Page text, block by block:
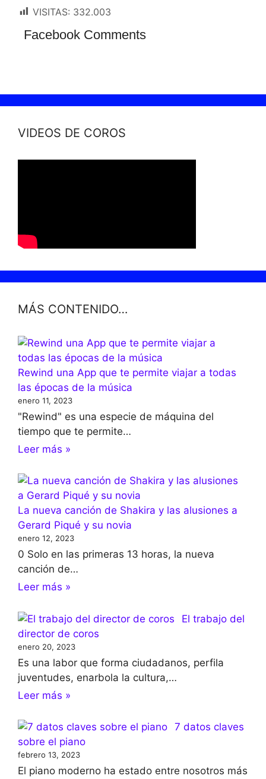
VISITAS: 332.003
Facebook Comments
VIDEOS DE COROS
MÁS CONTENIDO…
Rewind una App que te permite viajar a todas
las épocas de la música
enero 11, 2023
"Rewind" es una especie de máquina del
tiempo que te permite…
Leer más »
La nueva canción de Shakira y las alusiones a
Gerard Piqué y su novia
enero 12, 2023
0 Solo en las primeras 13 horas, la nueva
canción de…
Leer más »
El trabajo del
director de coros
enero 20, 2023
Es una labor que forma ciudadanos, perfila
juventudes, enarbola la cultura,…
Leer más »
7 datos claves
sobre el piano
febrero 13, 2023
El piano moderno ha estado entre nosotros más